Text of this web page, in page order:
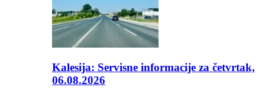
Kalesija: Servisne informacije za četvrtak,
06.08.2026